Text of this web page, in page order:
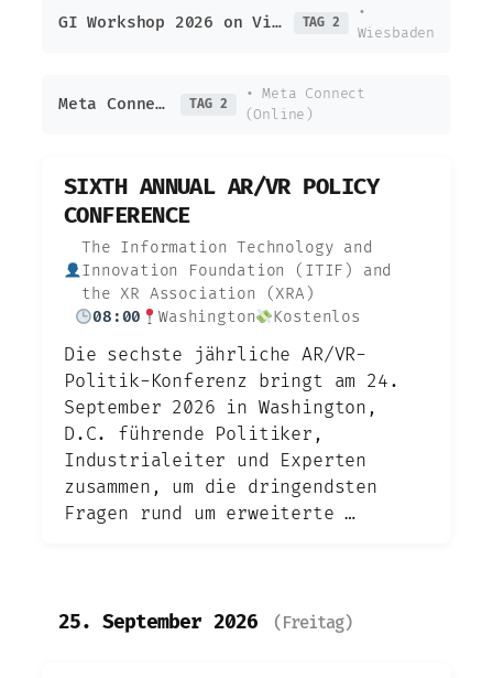
GI Workshop 2026 on Virtual and Augmented Reality TAG 2
•
Wiesbaden
Meta Connect TAG 2
• Meta Connect
(Online)
SIXTH ANNUAL AR/VR POLICY
CONFERENCE
The Information Technology and
Innovation Foundation (ITIF) and
the XR Association (XRA)
08:00
Washington Kostenlos
Die sechste jährliche AR/VR-
Politik-Konferenz bringt am 24.
September 2026 in Washington,
D.C. führende Politiker,
Industrialeiter und Experten
zusammen, um die dringendsten
Fragen rund um erweiterte …
25. September 2026 (Freitag)